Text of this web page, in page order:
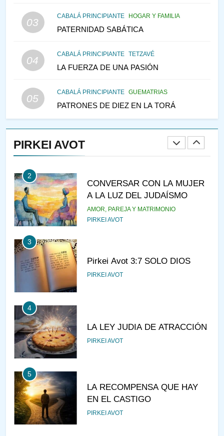
03
CABALÁ PRINCIPIANTE HOGAR Y FAMILIA
PATERNIDAD SABÁTICA
04
CABALÁ PRINCIPIANTE TETZAVÉ
LA FUERZA DE UNA PASIÓN
05
CABALÁ PRINCIPIANTE GUEMATRIAS
PATRONES DE DIEZ EN LA TORÁ
PIRKEI AVOT
VEAMOS ¿POR QUÉ
IEHOSHÚA? Y LA QUEJA DE
1
RAZI ¿QUIÉN ES SABIO?
2
CONVERSAR CON LA MUJER
A LA LUZ DEL JUDAÍSMO
AMOR, PAREJA Y MATRIMONIO
PIRKEI AVOT
3
Pirkei Avot 3:7 SOLO DIOS
PIRKEI AVOT
4
LA LEY JUDIA DE ATRACCIÓN
PIRKEI AVOT
5
LA RECOMPENSA QUE HAY
EN EL CASTIGO
PIRKEI AVOT